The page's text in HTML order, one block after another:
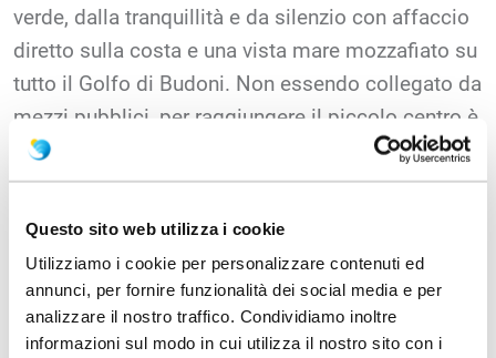
Questo sito web utilizza i cookie
Utilizziamo i cookie per personalizzare contenuti ed
annunci, per fornire funzionalità dei social media e per
analizzare il nostro traffico. Condividiamo inoltre
informazioni sul modo in cui utilizza il nostro sito con i
verde, dalla tranquillità e da silenzio con affaccio
diretto sulla costa e una vista mare mozzafiato su
tutto il Golfo di Budoni. Non essendo collegato da
mezzi pubblici, per raggiungere il piccolo centro è
indispensabile l'utilizzo dell'auto. Di recentissima
costruzione , la villa dispone di un doppio ...
SERVIZI PRINCIPALI